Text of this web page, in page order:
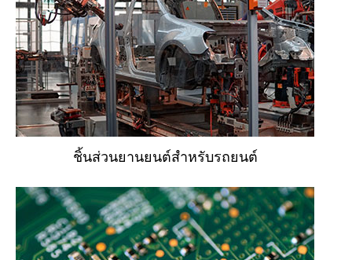
ชิ้นส่วนยานยนต์สำหรับรถยนต์